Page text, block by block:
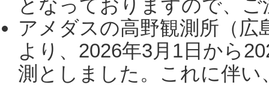
となっておりますので、
アメダスの高野観測所（
より、2026年3月1日から
測としました。これに伴い